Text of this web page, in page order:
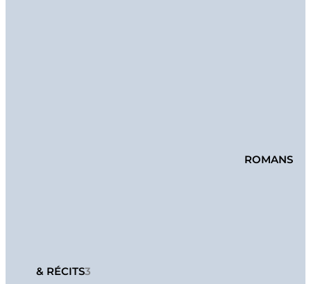
ROMANS
& RÉCITS3